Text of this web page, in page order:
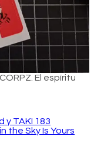
El espíritu
y TAKI 183
the Sky Is Yours